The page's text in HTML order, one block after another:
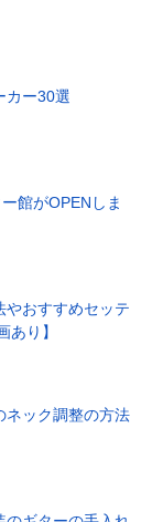
カー30選
館がOPENしま
やおすすめセッテ
あり】
ネック調整の方法